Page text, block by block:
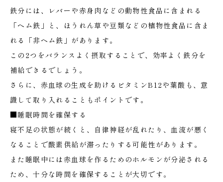
鉄分には、レバーや赤身肉などの動物性食品に含まれる
「ヘム鉄」と、ほうれん草や豆類などの植物性食品に含ま
れる「非ヘム鉄」があります。
この2つをバランスよく摂取することで、効率よく鉄分を
補給できるでしょう。
さらに、赤血球の生成を助けるビタミンB12や葉酸も、意
識して取り入れることもポイントです。
■睡眠時間を確保する
寝不足の状態が続くと、自律神経が乱れたり、血流が悪く
なることで酸素供給が滞ったりする可能性があります。
また睡眠中には赤血球を作るためのホルモンが分泌される
ため、十分な時間を確保することが大切です。